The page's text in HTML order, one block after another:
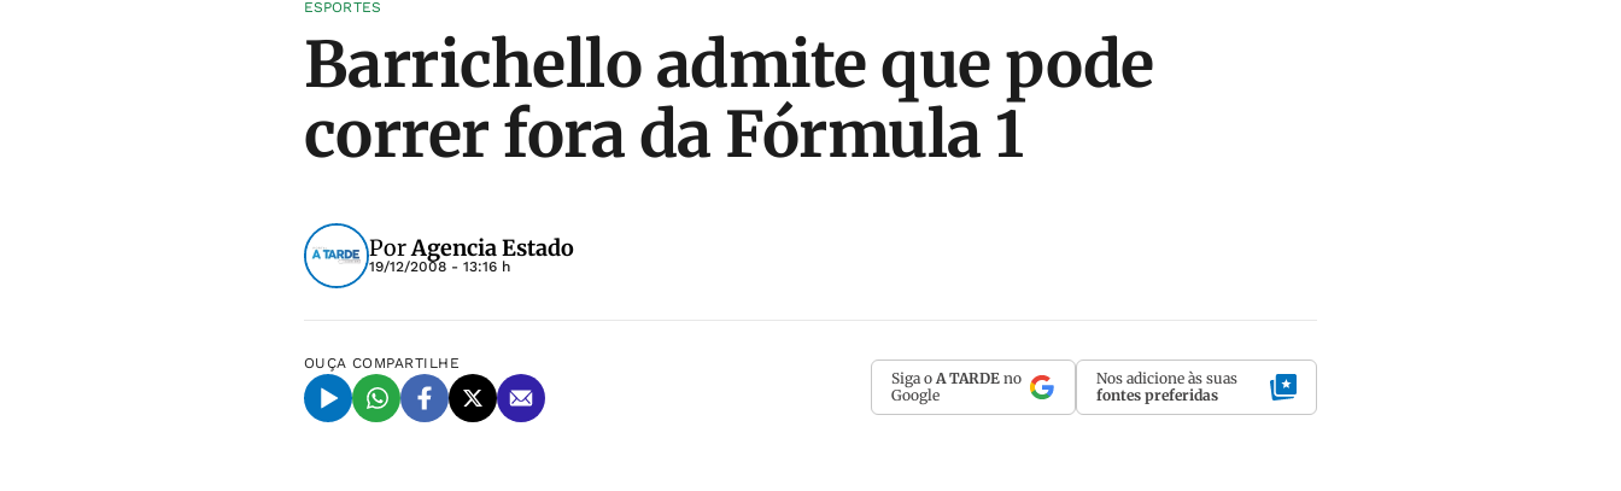
ESPORTES
Barrichello admite que pode
correr fora da Fórmula 1
PorAgencia Estado
19/12/2008 - 13:16 h
OUÇA COMPARTILHE
Siga o A TARDE no
Google
Nos adicione às suas
fontes preferidas